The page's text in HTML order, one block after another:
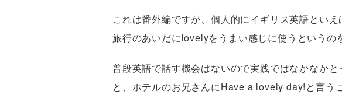
これは番外編ですが、個人的にイギリス英語とい
旅行のあいだにlovelyをうまい感じに使うというの
普段英語で話す機会はないので実践ではなかなか
と、ホテルのお兄さんにHave a lovely day!と言う